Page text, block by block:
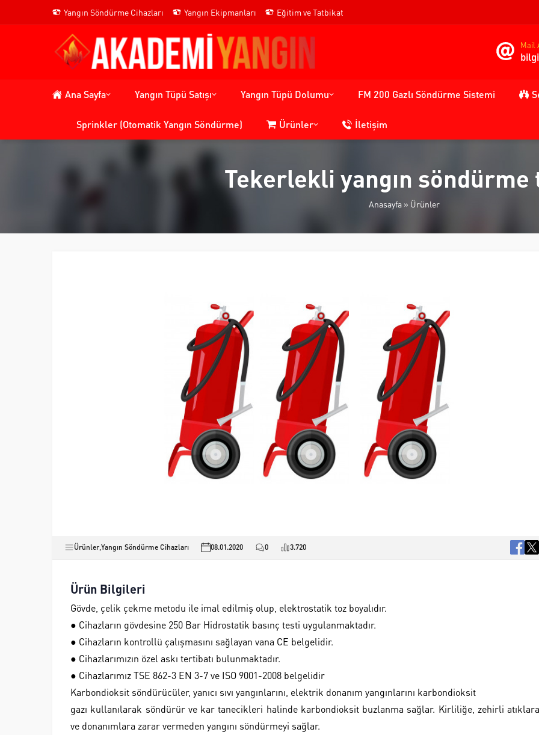
Yangın Söndürme Cihazları Yangın Ekipmanları Eğitim ve Tatbikat
Mail
Ana Sayfa Yangın Tüpü Satışı Yangın Tüpü Dolumu FM 200 Gazlı Söndürme Sistemi
Sprinkler (Otomatik Yangın Söndürme) Ürünler İletişim
Tekerlekli yangın söndürme
Anasayfa » Ürünler
Ürünler Yangın Söndürme Cihazları 08.01.2020 0 3.720
Ürün Bilgileri
Gövde, çelik çekme metodu ile imal edilmiş olup, elektrostatik toz boyalıdır.
● Cihazların gövdesine 250 Bar Hidrostatik basınç testi uygulanmaktadır.
● Cihazların kontrollü çalışmasını sağlayan vana CE belgelidir.
● Cihazlarımızın özel askı tertibatı bulunmaktadır.
● Cihazlarımız TSE 862-3 EN 3-7 ve ISO 9001-2008 belgelidir
Karbondioksit söndürücüler, yanıcı sıvı yangınlarını, elektrik donanım yangınlarını karbondioksit
gazı kullanılarak söndürür ve kar tanecikleri halinde karbondioksit buzlanma sağlar. Kirliliğe, zehirli atıklara
ve donanımlara zarar vermeden yangını söndürmeyi sağlar.